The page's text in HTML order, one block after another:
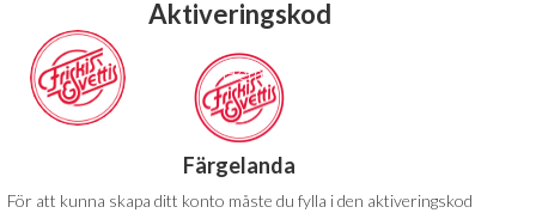
Hem
Aktiveringskod
Färgelanda
För att kunna skapa ditt konto måste du fylla i den aktiveringskod